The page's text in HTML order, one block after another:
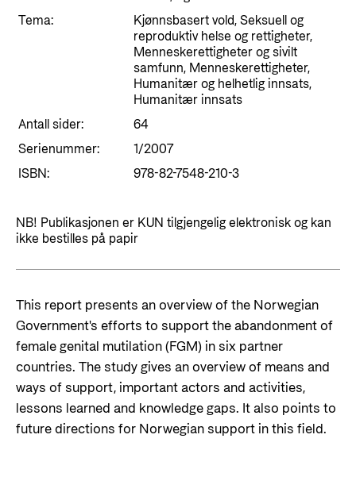
Styresett og økonomisk utvikling
For næringslivet
Statsgarantiordningen for investeringer i
Norad - Partnerskap med privat sektor
Nyttige lenker
Partnerfordeling
Evalueringer (Norec)
Kontakt
Kontakt oss
Norads Varslingstjeneste
Presse og media
Logo
Postjournal
Personvern
Tema:
Kjønnsbasert vold, Seksuell og
reproduktiv helse og rettigheter,
Menneskerettigheter og sivilt
samfunn, Menneskerettigheter,
Humanitær og helhetlig innsats,
Humanitær innsats
Antall sider:
64
Serienummer:
1/2007
ISBN:
978-82-7548-210-3
NB! Publikasjonen er KUN tilgjengelig elektronisk og kan
ikke bestilles på papir
This report presents an overview of the Norwegian
Government's efforts to support the abandonment of
female genital mutilation (FGM) in six partner
countries. The study gives an overview of means and
ways of support, important actors and activities,
lessons learned and knowledge gaps. It also points to
future directions for Norwegian support in this field.